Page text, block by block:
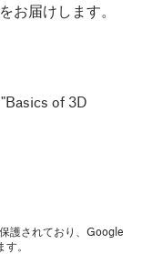
お届けします。
of 3D
護されており、Google
。